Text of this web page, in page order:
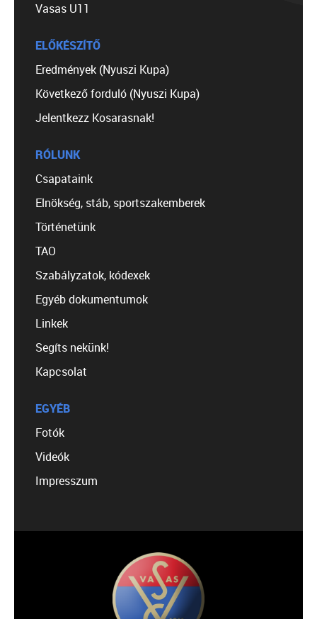
Vasas U11
ELŐKÉSZÍTŐ
Eredmények (Nyuszi Kupa)
Következő forduló (Nyuszi Kupa)
Jelentkezz Kosarasnak!
RÓLUNK
Csapataink
Elnökség, stáb, sportszakemberek
Történetünk
TAO
Szabályzatok, kódexek
Egyéb dokumentumok
Linkek
Segíts nekünk!
Kapcsolat
EGYÉB
Fotók
Videók
Impresszum